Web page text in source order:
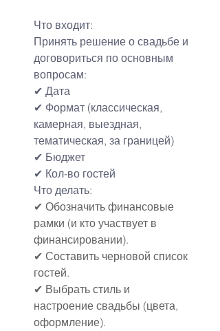
Что входит:
Принять решение о свадьбе и
договориться по основным
вопросам:
✔ Дата
✔ Формат (классическая,
камерная, выездная,
тематическая, за границей)
✔ Бюджет
✔ Кол-во гостей
Что делать:
✔ Обозначить финансовые
рамки (и кто участвует в
финансировании).
✔ Составить черновой список
гостей.
✔ Выбрать стиль и
настроение свадьбы (цвета,
оформление).